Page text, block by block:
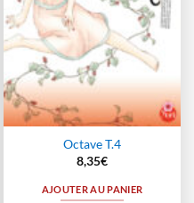
Octave T.4
8,35€
AJOUTER AU PANIER